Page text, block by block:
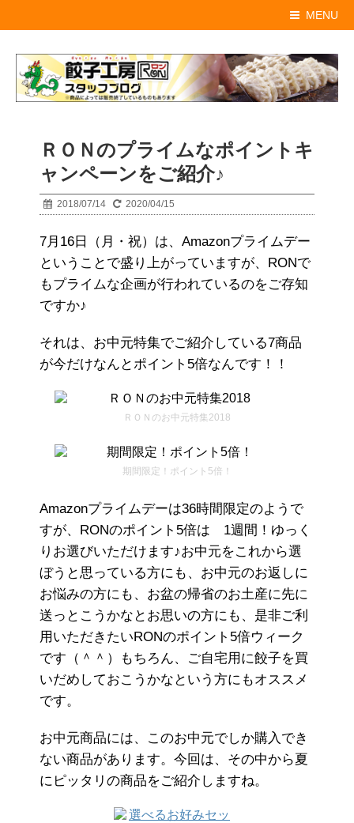
MENU
ＲＯＮのプライムなポイントキ
ャンペーンをご紹介♪
2018/07/14 2020/04/15
7月16日（月・祝）は、Amazonプライムデー
ということで盛り上がっていますが、RONで
もプライムな企画が行われているのをご存知
ですか♪
それは、お中元特集でご紹介している7商品
が今だけなんとポイント5倍なんです！！
ＲＯＮのお中元特集2018
期間限定！ポイント5倍！
Amazonプライムデーは36時間限定のようで
すが、RONのポイント5倍は 1週間！ゆっく
りお選びいただけます♪お中元をこれから選
ぼうと思っている方にも、お中元のお返しに
お悩みの方にも、お盆の帰省のお土産に先に
送っとこうかなとお思いの方にも、是非ご利
用いただきたいRONのポイント5倍ウィーク
です（＾＾）もちろん、ご自宅用に餃子を買
いだめしておこうかなという方にもオススメ
です。
お中元商品には、このお中元でしか購入でき
ない商品があります。今回は、その中から夏
にピッタリの商品をご紹介しますね。